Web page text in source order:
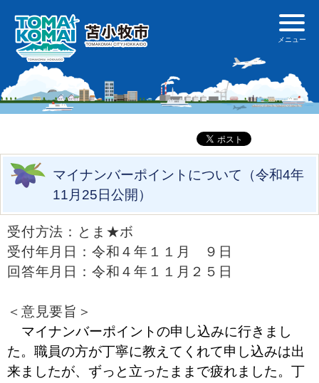
マイナンバーポイントについて（令和4年
11月25日公開）
受付方法：とま★ボ
受付年月日：令和４年１１月 ９日
回答年月日：令和４年１１月２５日
＜意見要旨＞
マイナンバーポイントの申し込みに行きまし
た。職員の方が丁寧に教えてくれて申し込みは出
来ましたが、ずっと立ったままで疲れました。丁